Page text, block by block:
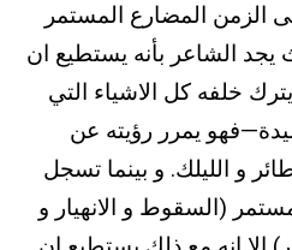
الزمن المضارع المستمر
يجد الشاعر بأنه يستطيع ان
خلفه كل الاشياء التي
يمرر رؤيته عن
و الليلك. و بينما تسجل
(السقوط و الانهيار و